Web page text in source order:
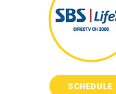
SCHEDULE